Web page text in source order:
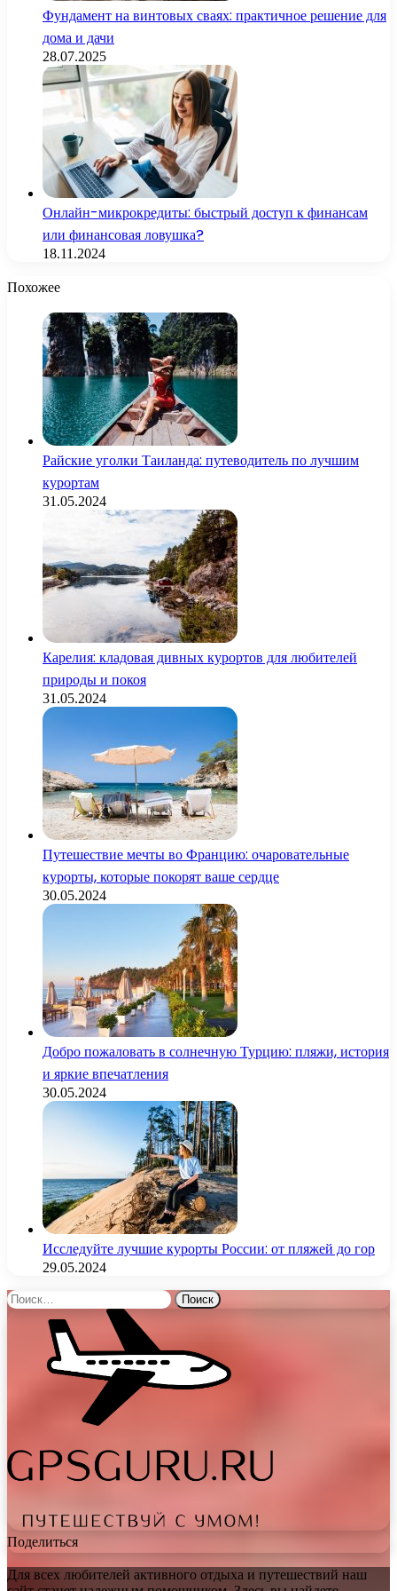
Фундамент на винтовых сваях: практичное решение для
дома и дачи
28.07.2025
Онлайн-микрокредиты: быстрый доступ к финансам
или финансовая ловушка?
18.11.2024
Похожее
Райские уголки Таиланда: путеводитель по лучшим
курортам
31.05.2024
Карелия: кладовая дивных курортов для любителей
природы и покоя
31.05.2024
Путешествие мечты во Францию: очаровательные
курорты, которые покорят ваше сердце
30.05.2024
Добро пожаловать в солнечную Турцию: пляжи, история
и яркие впечатления
30.05.2024
Исследуйте лучшие курорты России: от пляжей до гор
29.05.2024
Найти:
Поделиться
Для всех любителей активного отдыха и путешествий наш